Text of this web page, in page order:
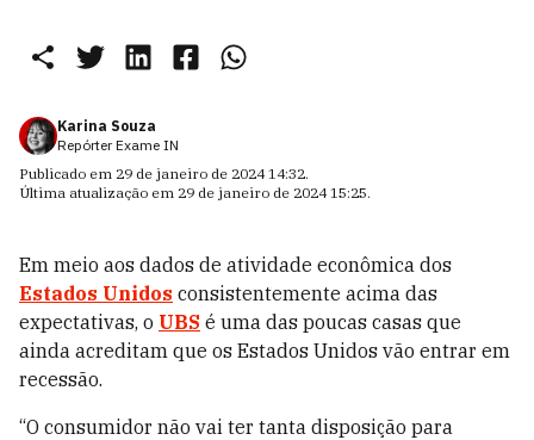
Karina Souza
Repórter Exame IN
Publicado em 29 de janeiro de 2024 14:32.
Última atualização em 29 de janeiro de 2024 15:25.
Em meio aos dados de atividade econômica dos
Estados Unidos consistentemente acima das
expectativas, o UBS é uma das poucas casas que
ainda acreditam que os Estados Unidos vão entrar em
recessão.
“O consumidor não vai ter tanta disposição para